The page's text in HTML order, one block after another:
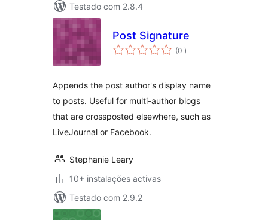
Testado com 2.8.4
Post Signature
(0 classificações
)
Appends the post author's display name
to posts. Useful for multi-author blogs
that are crossposted elsewhere, such as
LiveJournal or Facebook.
Stephanie Leary
10+ instalações activas
Testado com 2.9.2